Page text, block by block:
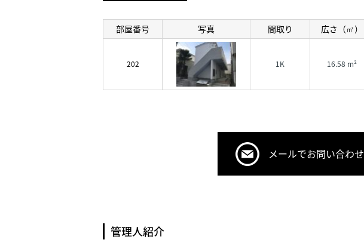
部屋番号 写真 間取り 広さ（㎡）
202 1K 16.58 m²
メールでお問い合わせ
管理人紹介